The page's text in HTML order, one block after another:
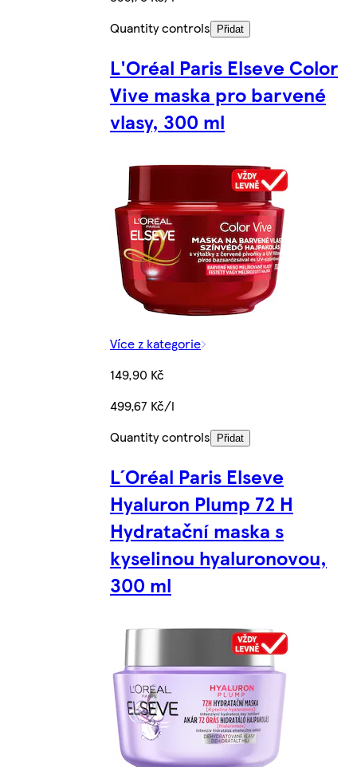
Quantity controls
Přidat
L'Oréal Paris Elseve Color
Vive maska pro barvené
vlasy, 300 ml
Více z kategorie
149,90 Kč
499,67 Kč/l
Quantity controls
Přidat
L´Oréal Paris Elseve
Hyaluron Plump 72 H
Hydratační maska s
kyselinou hyaluronovou,
300 ml